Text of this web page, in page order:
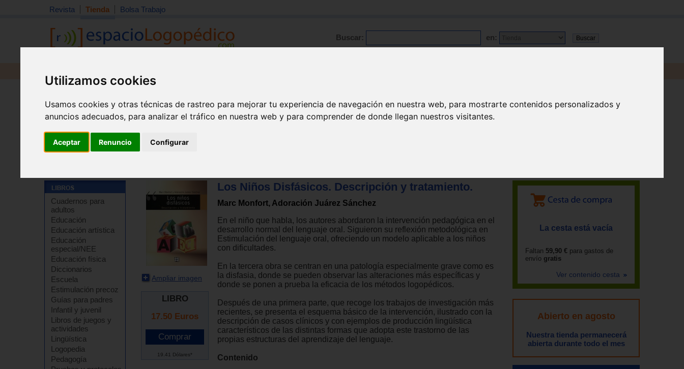
Utilizamos cookies
Usamos cookies y otras técnicas de rastreo para mejorar tu experiencia de navegación en nuestra web, para mostrarte contenidos personalizados y
anuncios adecuados, para analizar el tráfico en nuestra web y para comprender de donde llegan nuestros visitantes.
Aceptar Renuncio Configurar
Revista Tienda Bolsa Trabajo
Buscar: en:
Cuadernos para
adultos
Educación
Educación artística
Educación
especial/NEE
Educación física
Diccionarios
Escuela
Estimulación precoz
Guías para padres
Infantil y juvenil
Libros de juegos y
actividades
Lingüística
Logopedia
Pedagogía
Ampliar imagen
LIBRO
17.50 Euros
19.41 Dólares*
Los Niños Disfásicos. Descripción y tratamiento.
Marc Monfort, Adoración Juárez Sánchez
En el niño que habla, los autores abordaron la intervención pedagógica en el
desarrollo normal del lenguaje oral. Siguieron su reflexión metodológica en
Estimulación del lenguaje oral, ofreciendo un modelo aplicable a los niños
con dificultades.
En la tercera obra se centran en una patología especialmente grave como es
la disfasia, donde se pueden observar las alteraciones más específicas y
donde se ponen a prueba la eficacia de los métodos logopédicos.
Después de una primera parte, que recoge los trabajos de investigación más
recientes, se presenta el esquema básico de la intervención, ilustrado con la
descripción de casos clínicos y con ejemplos de producción lingüística
característicos de las distintas formas que adopta este trastorno de las
propias estructuras del aprendizaje del lenguaje.
Contenido
La cesta está vacía
Faltan 59,90 € para gastos de
envío gratis
Ver contenido cesta
Abierto en agosto
Nuestra tienda permanecerá
abierta durante todo el mes